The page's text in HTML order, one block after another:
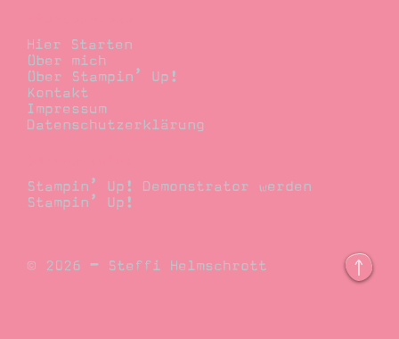
Hier Starten
Über mich
Über Stampin’ Up!
Kontakt
Impressum
Datenschutzerklärung
Stampin’ Up! Demonstrator werden
Stampin’ Up!
© 2026 – Steffi Helmschrott